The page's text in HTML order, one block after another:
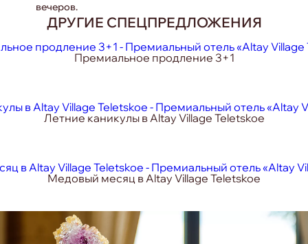
вечеров.
ДРУГИЕ СПЕЦПРЕДЛОЖЕНИЯ